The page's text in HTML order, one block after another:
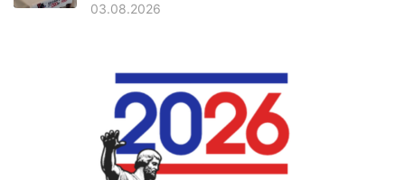
03.08.2026